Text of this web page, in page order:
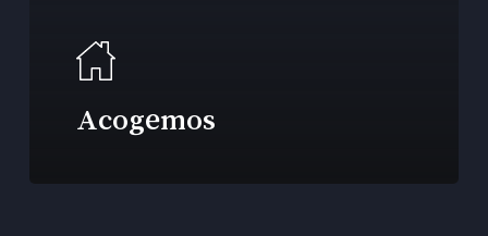
Acogemos